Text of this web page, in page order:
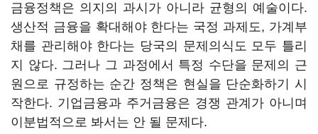
금융정책은 의지의 과시가 아니라 균형의 예술이다.
생산적 금융을 확대해야 한다는 국정 과제도, 가계부
채를 관리해야 한다는 당국의 문제의식도 모두 틀리
지 않다. 그러나 그 과정에서 특정 수단을 문제의 근
원으로 규정하는 순간 정책은 현실을 단순화하기 시
작한다. 기업금융과 주거금융은 경쟁 관계가 아니며
이분법적으로 봐서는 안 될 문제다.